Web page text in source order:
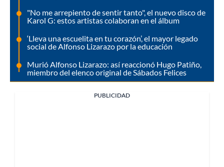
"No me arrepiento de sentir tanto", el nuevo disco de
Karol G: estos artistas colaboran en el álbum
‘Lleva una escuelita en tu corazón’, el mayor legado
social de Alfonso Lizarazo por la educación
Murió Alfonso Lizarazo: así reaccionó Hugo Patiño,
miembro del elenco original de Sábados Felices
PUBLICIDAD